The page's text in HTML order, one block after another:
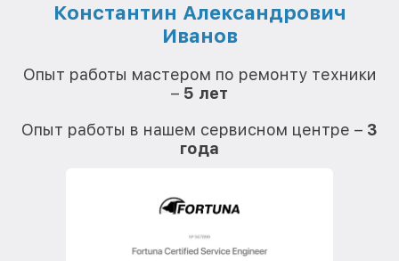
Константин Александрович
Иванов
Опыт работы мастером по ремонту техники
– 5 лет
Опыт работы в нашем сервисном центре – 3
года